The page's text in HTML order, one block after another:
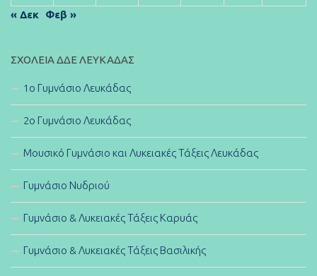
« Δεκ
Φεβ »
ΣΧΟΛΕΊΑ ΔΔΕ ΛΕΥΚΆΔΑΣ
1ο Γυμνάσιο Λευκάδας
2ο Γυμνάσιο Λευκάδας
Μουσικό Γυμνάσιο και Λυκειακές Τάξεις Λευκάδας
Γυμνάσιο Νυδριού
Γυμνάσιο & Λυκειακές Τάξεις Καρυάς
Γυμνάσιο & Λυκειακές Τάξεις Βασιλικής